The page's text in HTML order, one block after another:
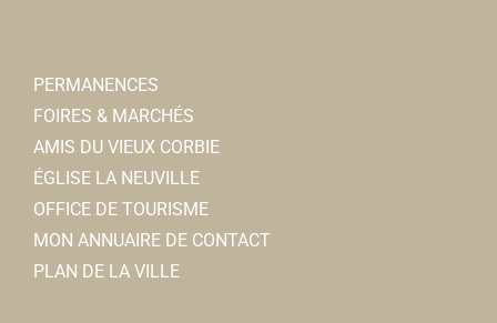
PERMANENCES
FOIRES & MARCHÉS
AMIS DU VIEUX CORBIE
ÉGLISE LA NEUVILLE
OFFICE DE TOURISME
MON ANNUAIRE DE CONTACT
PLAN DE LA VILLE